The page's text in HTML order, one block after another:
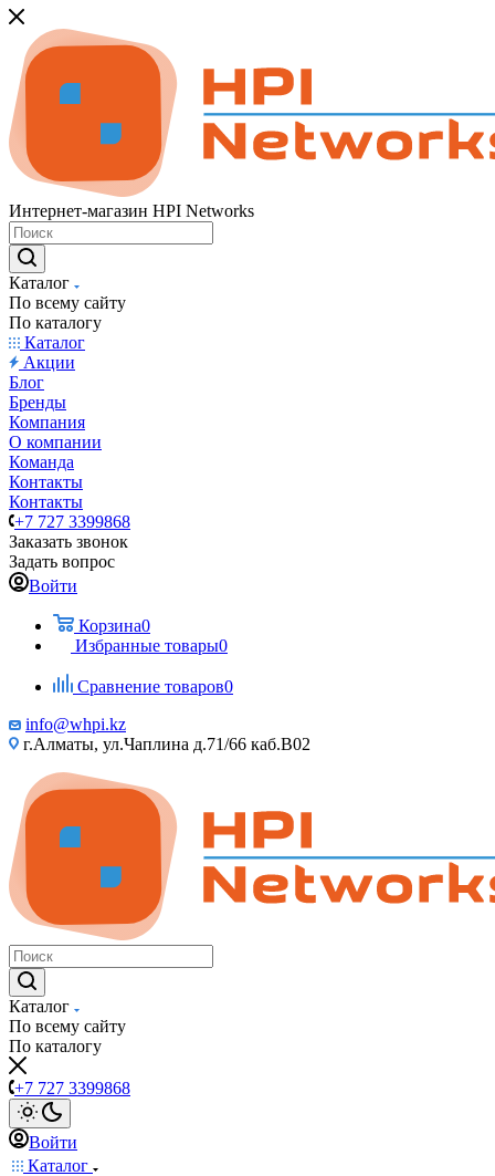
Интернет-магазин HPI Networks
Каталог
По всему сайту
По каталогу
Каталог
Акции
Блог
Бренды
Компания
О компании
Команда
Контакты
Контакты
+7 727 3399868
Заказать звонок
Задать вопрос
Войти
Корзина0
Избранные товары0
Сравнение товаров0
info@whpi.kz
г.Алматы, ул.Чаплина д.71/66 каб.B02
Каталог
По всему сайту
По каталогу
+7 727 3399868
Войти
Каталог